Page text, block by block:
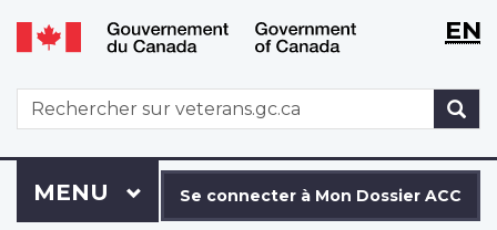
Aller
au
principal
Passer
à
version
HTML
simplifiée
WxT
WxTEN
WxT
Search
form
connecter
à
Se connecter à Mon Dossier ACC
Menu
MENU PRINCIPAL